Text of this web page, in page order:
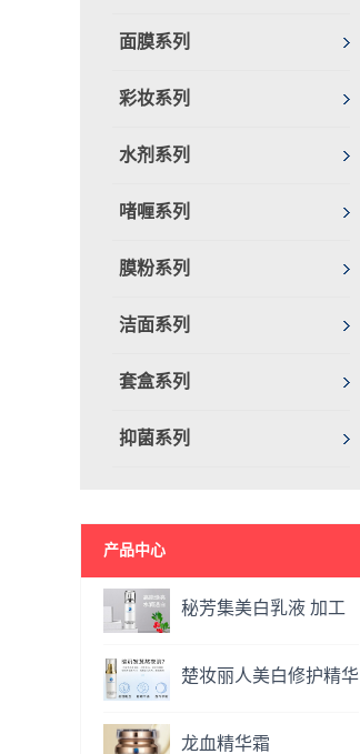
面膜系列
彩妆系列
水剂系列
啫喱系列
膜粉系列
洁面系列
套盒系列
抑菌系列
产品中心
秘芳集美白乳液 加工
楚妆丽人美白修护精华
龙血精华霜